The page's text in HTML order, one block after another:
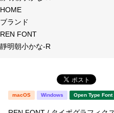
年間ライセンス商品
新着一覧
タイプフェイス
明朝体
HOME
ブランド
REN FONT
靜明朝小かな-R
macOS Windows Open Type Font